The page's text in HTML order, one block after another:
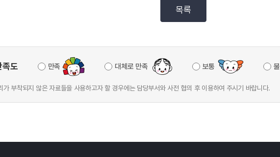
목록
족도 만족 대체로 만족 보통
가 부착되지 않은 자료들을 사용하고자 할 경우에는 담당부서와 사전 협의 후 이용하여 주시기 바랍니다.